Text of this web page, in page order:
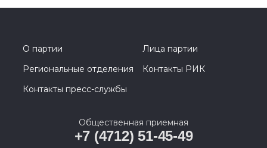
О партии
Лица партии
Региональные отделения
Контакты РИК
Контакты пресс-службы
Общественная приемная
+7 (4712) 51-45-49